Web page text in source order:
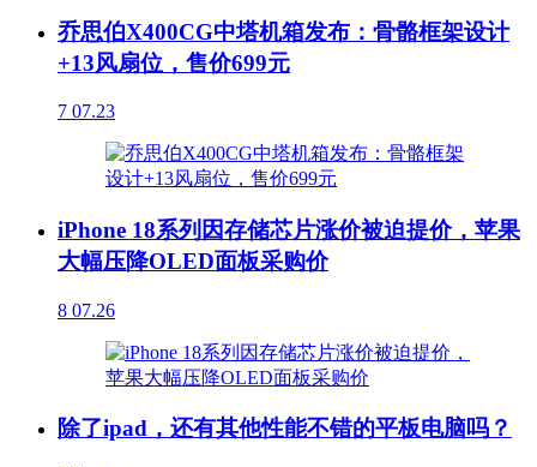
乔思伯X400CG中塔机箱发布：骨骼框架设计
+13风扇位，售价699元
7 07.23
iPhone 18系列因存储芯片涨价被迫提价，苹果
大幅压降OLED面板采购价
8 07.26
除了ipad，还有其他性能不错的平板电脑吗？